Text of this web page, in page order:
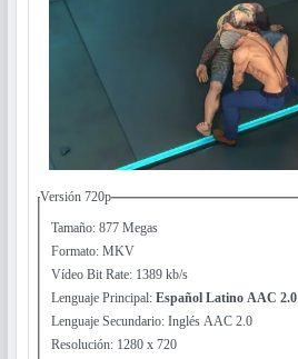
Versión 720p
Tamaño: 877 Megas
Formato: MKV
Vídeo Bit Rate: 1389 kb/s
Lenguaje Principal: Español Latino AAC 2.0
Lenguaje Secundario: Inglés AAC 2.0
Resolución: 1280 x 720